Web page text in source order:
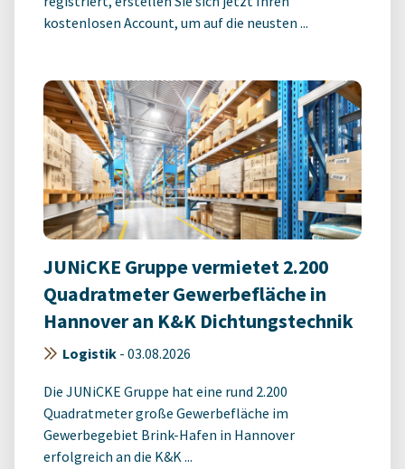
kostenlosen Account, um auf die neusten ...
JUNiCKE Gruppe vermietet 2.200
Quadratmeter Gewerbefläche in
Hannover an K&K Dichtungstechnik
Logistik - 03.08.2026
Die JUNiCKE Gruppe hat eine rund 2.200
Quadratmeter große Gewerbefläche im
Gewerbegebiet Brink-Hafen in Hannover
erfolgreich an die K&K ...